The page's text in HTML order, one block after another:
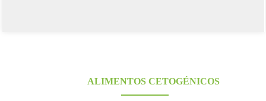
ALIMENTOS CETOGÉNICOS